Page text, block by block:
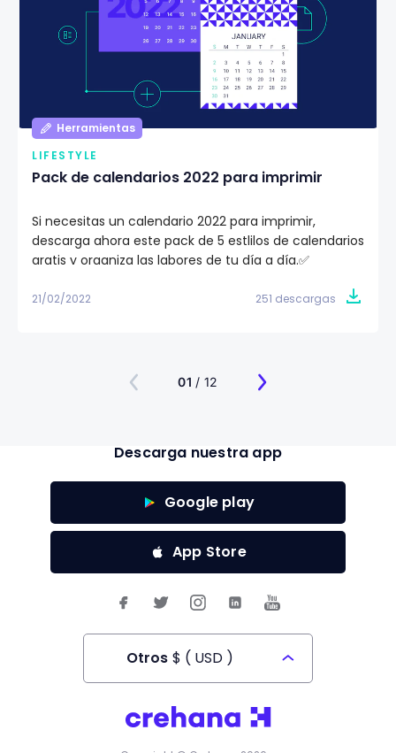
Herramientas
LIFESTYLE
Pack de calendarios 2022 para imprimir
Si necesitas un calendario 2022 para imprimir,
descarga ahora este pack de 5 estlilos de calendarios
gratis y organiza las labores de tu día a día.✅
21/02/2022 251 descargas
01 / 12
Descarga nuestra app
Google play
App Store
Otros $ ( USD )